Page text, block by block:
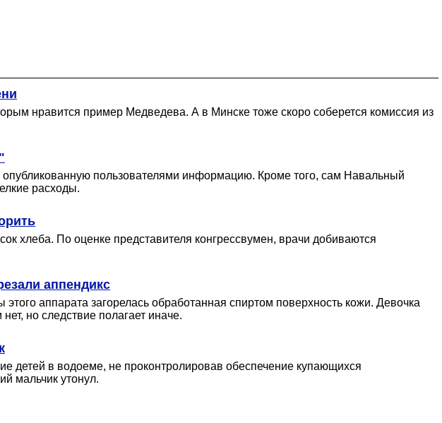
нравится пример Медведева. А в Минске тоже скоро соберется комиссия из
пользователями информацию. Кроме того, сам Навальный
расходы.
хлеба. По оценке представителя конгрессвумен, врачи добиваются
аппендикс
аппарата загорелась обработанная спиртом поверхность кожи. Девочка
но следствие полагает иначе.
детей в водоеме, не проконтролировав обеспечение купающихся
мальчик утонул.